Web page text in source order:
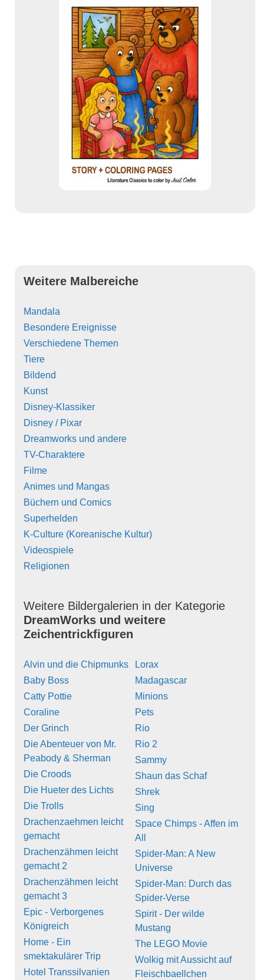
Weitere Malbereiche
Mandala
Besondere Ereignisse
Verschiedene Themen
Tiere
Bildend
Kunst
Disney-Klassiker
Disney / Pixar
Dreamworks und andere
TV-Charaktere
Filme
Animes und Mangas
Büchern und Comics
Superhelden
K-Culture (Koreanische Kultur)
Videospiele
Religionen
Weitere Bildergalerien in der Kategorie
DreamWorks und weitere
Zeichentrickfiguren
Alvin und die Chipmunks
Baby Boss
Catty Pottie
Coraline
Der Grinch
Die Abenteuer von Mr.
Peabody & Sherman
Die Croods
Die Hueter des Lichts
Die Trolls
Drachenzaehmen leicht
gemacht
Drachenzähmen leicht
gemacht 2
Drachenzähmen leicht
gemacht 3
Epic - Verborgenes
Königreich
Home - Ein
smektakulärer Trip
Hotel Transsilvanien
Lorax
Madagascar
Minions
Pets
Rio
Rio 2
Sammy
Shaun das Schaf
Shrek
Sing
Space Chimps - Affen im
All
Spider-Man: A New
Universe
Spider-Man: Durch das
Spider-Verse
Spirit - Der wilde
Mustang
The LEGO Movie
Wolkig mit Aussicht auf
Fleischbaellchen